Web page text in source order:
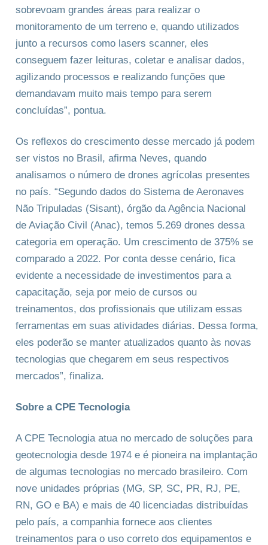
sobrevoam grandes áreas para realizar o
monitoramento de um terreno e, quando utilizados
junto a recursos como lasers scanner, eles
conseguem fazer leituras, coletar e analisar dados,
agilizando processos e realizando funções que
demandavam muito mais tempo para serem
concluídas”, pontua.
Os reflexos do crescimento desse mercado já podem
ser vistos no Brasil, afirma Neves, quando
analisamos o número de drones agrícolas presentes
no país. “Segundo dados do Sistema de Aeronaves
Não Tripuladas (Sisant), órgão da Agência Nacional
de Aviação Civil (Anac), temos 5.269 drones dessa
categoria em operação. Um crescimento de 375% se
comparado a 2022. Por conta desse cenário, fica
evidente a necessidade de investimentos para a
capacitação, seja por meio de cursos ou
treinamentos, dos profissionais que utilizam essas
ferramentas em suas atividades diárias. Dessa forma,
eles poderão se manter atualizados quanto às novas
tecnologias que chegarem em seus respectivos
mercados”, finaliza.
Sobre a CPE Tecnologia
A CPE Tecnologia atua no mercado de soluções para
geotecnologia desde 1974 e é pioneira na implantação
de algumas tecnologias no mercado brasileiro. Com
nove unidades próprias (MG, SP, SC, PR, RJ, PE,
RN, GO e BA) e mais de 40 licenciadas distribuídas
pelo país, a companhia fornece aos clientes
treinamentos para o uso correto dos equipamentos e